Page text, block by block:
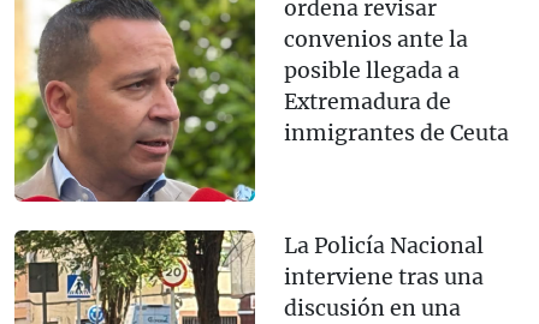
ordena revisar
convenios ante la
posible llegada a
Extremadura de
inmigrantes de Ceuta
La Policía Nacional
interviene tras una
discusión en una